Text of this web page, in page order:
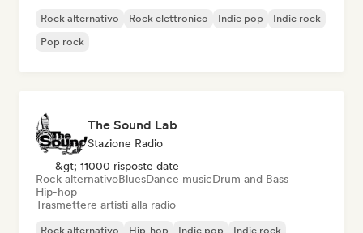
Rock alternativo Rock elettronico Indie pop
Indie rock
Pop rock
The Sound Lab
Stazione Radio
&gt; 11000 risposte date
Rock alternativoBluesDance musicDrum and Bass
Hip-hop
Trasmettere artisti alla radio
Rock alternativo Hip-hop Indie pop
Indie rock